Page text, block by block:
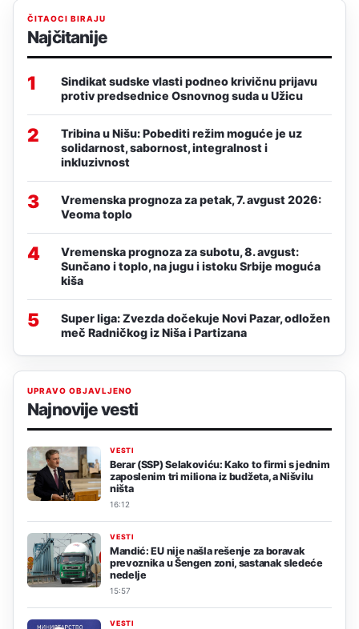
ČITAOCI BIRAJU
Najčitanije
1
Sindikat sudske vlasti podneo krivičnu prijavu
protiv predsednice Osnovnog suda u Užicu
2
Tribina u Nišu: Pobediti režim moguće je uz
solidarnost, sabornost, integralnost i
inkluzivnost
3
Vremenska prognoza za petak, 7. avgust 2026:
Veoma toplo
4
Vremenska prognoza za subotu, 8. avgust:
Sunčano i toplo, na jugu i istoku Srbije moguća
kiša
5
Super liga: Zvezda dočekuje Novi Pazar, odložen
meč Radničkog iz Niša i Partizana
UPRAVO OBJAVLJENO
Najnovije vesti
VESTI
Berar (SSP) Selakoviću: Kako to firmi s jednim
zaposlenim tri miliona iz budžeta, a Nišvilu
ništa
16:12
VESTI
Mandić: EU nije našla rešenje za boravak
prevoznika u Šengen zoni, sastanak sledeće
nedelje
15:57
VESTI